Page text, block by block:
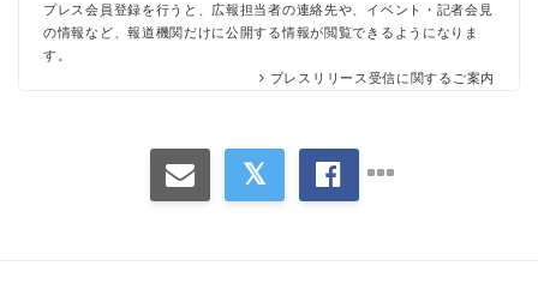
プレス会員登録を行うと、広報担当者の連絡先や、イベント・記者会見
の情報など、報道機関だけに公開する情報が閲覧できるようになりま
す。
プレスリリース受信に関するご案内